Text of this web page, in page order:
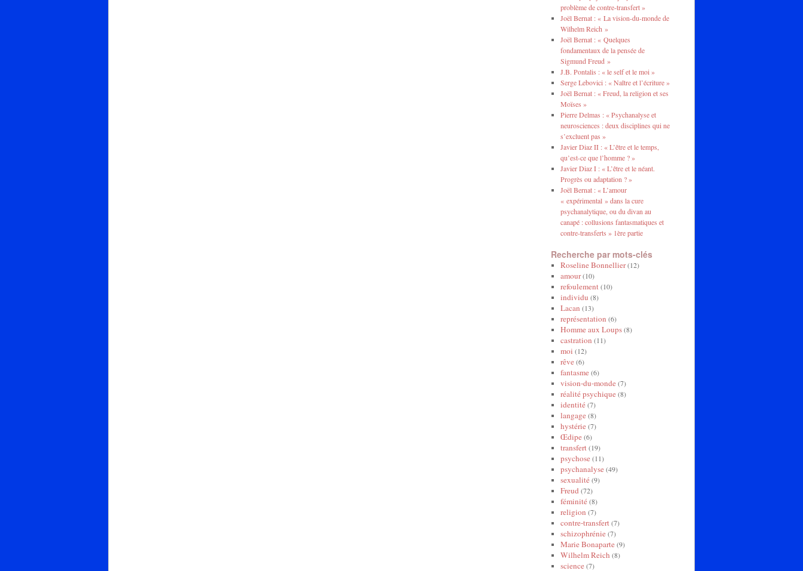
problème de contre-transfert »
Joël Bernat : « La vision-du-monde de
Wilhelm Reich »
Joël Bernat : « Quelques
fondamentaux de la pensée de
Sigmund Freud »
J.B. Pontalis : « le self et le moi »
Serge Lebovici : « Naître et l’écriture »
Joël Bernat : « Freud, la religion et ses
Moïses »
Pierre Delmas : « Psychanalyse et
neurosciences : deux disciplines qui ne
s’excluent pas »
Javier Diaz II : « L’être et le temps,
qu’est-ce que l’homme ? »
Javier Diaz I : « L’être et le néant.
Progrès ou adaptation ? »
Joël Bernat : « L’amour
« expérimental » dans la cure
psychanalytique, ou du divan au
canapé : collusions fantasmatiques et
contre-transferts » 1ère partie
Recherche par mots-clés
Roseline Bonnellier(12)
amour(10)
refoulement(10)
individu (8)
Lacan (13)
représentation (6)
Homme aux Loups(8)
castration (11)
moi (12)
rêve(6)
fantasme(6)
vision-du-monde(7)
réalité psychique(8)
identité(7)
langage(8)
hystérie(7)
Œdipe(6)
transfert(19)
psychose(11)
psychanalyse(49)
sexualité(9)
Freud (72)
féminité(8)
religion (7)
contre-transfert(7)
schizophrénie(7)
Marie Bonaparte(9)
Wilhelm Reich (8)
science(7)